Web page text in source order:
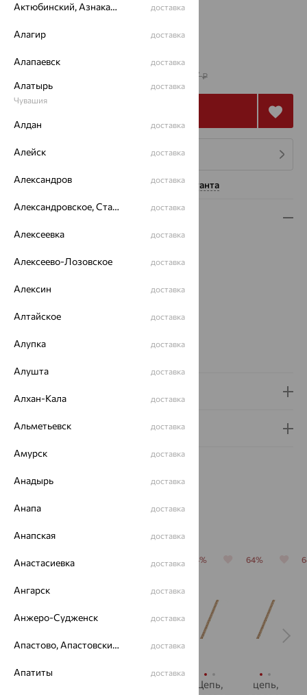
60
Калькулятор размера
от 358 282 995 227₽
4 платежа по 89 571₽
Нужна помощь консультанта
Вес:29.28 — 29.9
Металл:
Проба:585
Страна происхождения:
Гарантия и возврат
64% 64%
Цепь,
64%
цепь,
Актюбинский, Азнакаевский район доставка
Алагир доставка
Алапаевск доставка
Алатырь
Чувашия
доставка
Алдан доставка
Алейск доставка
Александров доставка
Александровское, Ставропольский край доставка
Алексеевка доставка
Алексеево-Лозовское доставка
Алексин доставка
Алтайское доставка
Алупка доставка
Алушта доставка
Алхан-Кала доставка
Альметьевск доставка
Амурск доставка
Анадырь доставка
Анапа доставка
Анапская доставка
Анастасиевка доставка
Ангарск доставка
Анжеро-Судженск доставка
Апастово, Апастовский район доставка
Апатиты доставка